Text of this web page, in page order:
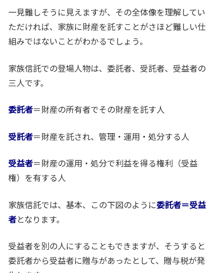
一見難しそうに見えますが、その全体像を理解してい
ただければ、家族に財産を託すことがさほど難しい仕
組みではないことがわかるでしょう。
家族信託での登場人物は、委託者、受託者、受益者の
三人です。
委託者＝財産の所有者でその財産を託す人
受託者＝財産を託され、管理・運用・処分する人
受益者＝財産の運用・処分で利益を得る権利（受益
権）を有する人
家族信託では、基本、この下図のように委託者＝受益
者となります。
受益者を別の人にすることもできますが、そうすると
委託者から受益者に贈与があったとして、贈与税が発